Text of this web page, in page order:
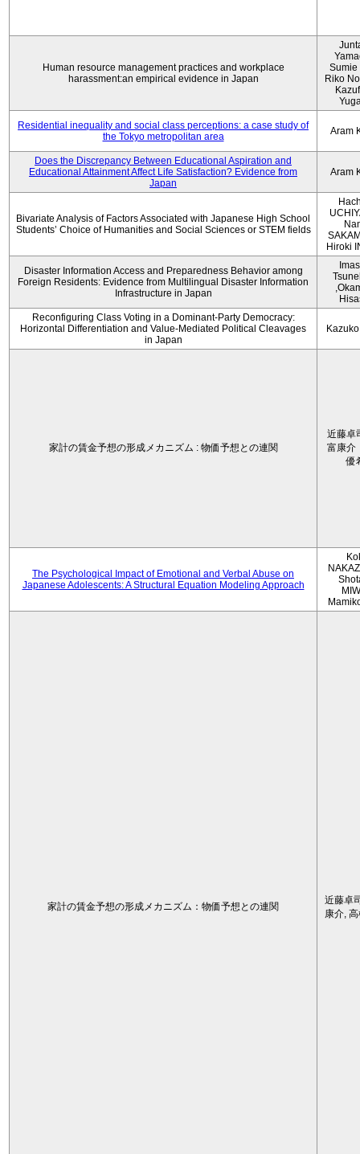
Human resource management practices and workplace
harassment:an empirical evidence in Japan
Sumie
Riko
Residential inequality and social class perceptions: a case study of
the Tokyo metropolitan area
Aram
Does the Discrepancy Between Educational Aspiration and
Educational Attainment Affect Life Satisfaction? Evidence from
Japan
Aram
Bivariate Analysis of Factors Associated with Japanese High School
Students’ Choice of Humanities and Social Sciences or STEM fields
Hiroki
Disaster Information Access and Preparedness Behavior among
Foreign Residents: Evidence from Multilingual Disaster Information
Infrastructure in Japan
Reconfiguring Class Voting in a Dominant-Party Democracy:
Horizontal Differentiation and Value-Mediated Political Cleavages
in Japan
家計の賃金予想の形成メカニズム : 物価予想との連関
近藤卓
富康介
優
The Psychological Impact of Emotional and Verbal Abuse on
Japanese Adolescents: A Structural Equation Modeling Approach
家計の賃金予想の形成メカニズム：物価予想との連関
近藤卓
康介,